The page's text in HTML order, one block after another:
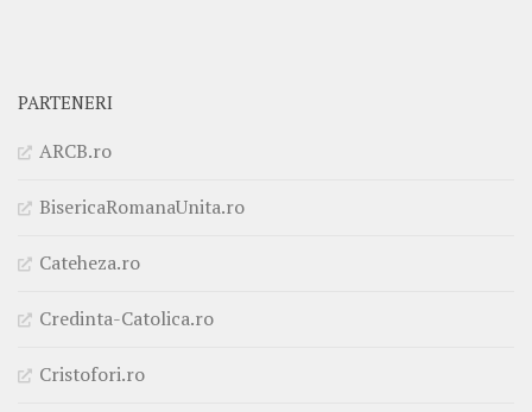
PARTENERI
ARCB.ro
BisericaRomanaUnita.ro
Cateheza.ro
Credinta-Catolica.ro
Cristofori.ro